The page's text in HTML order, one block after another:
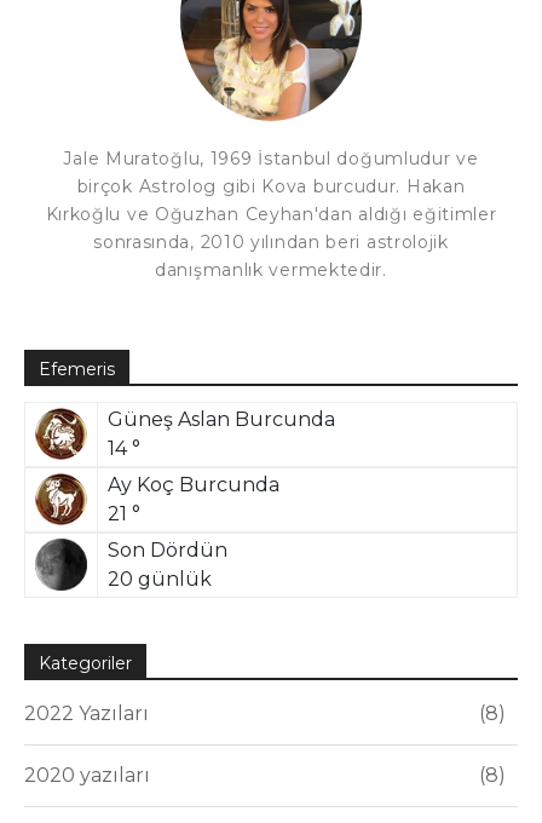
Jale Muratoğlu, 1969 İstanbul doğumludur ve
birçok Astrolog gibi Kova burcudur. Hakan
Kırkoğlu ve Oğuzhan Ceyhan'dan aldığı eğitimler
sonrasında, 2010 yılından beri astrolojik
danışmanlık vermektedir.
Efemeris
Güneş Aslan Burcunda
14 °
Ay Koç Burcunda
21 °
Son Dördün
20 günlük
Kategoriler
2022 Yazıları 8
2020 yazıları 8